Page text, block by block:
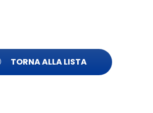
TORNA ALLA LISTA